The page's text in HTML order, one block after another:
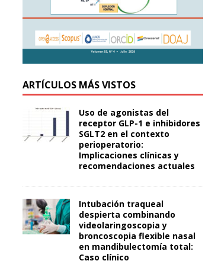
ARTÍCULOS MÁS VISTOS
Uso de agonistas del
receptor GLP-1 e inhibidores
SGLT2 en el contexto
perioperatorio:
Implicaciones clínicas y
recomendaciones actuales
Intubación traqueal
despierta combinando
videolaringoscopia y
broncoscopia flexible nasal
en mandibulectomía total:
Caso clínico